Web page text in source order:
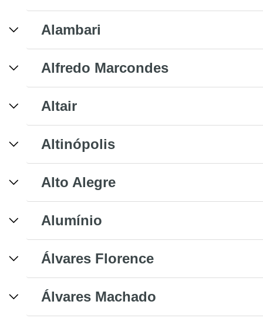
Alambari
Alfredo Marcondes
Altair
Altinópolis
Alto Alegre
Alumínio
Álvares Florence
Álvares Machado